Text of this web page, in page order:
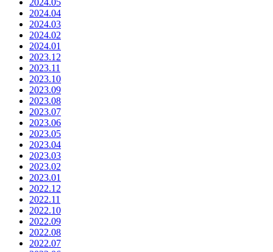
2024.05
2024.04
2024.03
2024.02
2024.01
2023.12
2023.11
2023.10
2023.09
2023.08
2023.07
2023.06
2023.05
2023.04
2023.03
2023.02
2023.01
2022.12
2022.11
2022.10
2022.09
2022.08
2022.07